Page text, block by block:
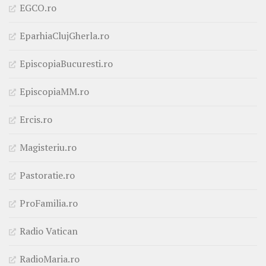
EGCO.ro
EparhiaClujGherla.ro
EpiscopiaBucuresti.ro
EpiscopiaMM.ro
Ercis.ro
Magisteriu.ro
Pastoratie.ro
ProFamilia.ro
Radio Vatican
RadioMaria.ro